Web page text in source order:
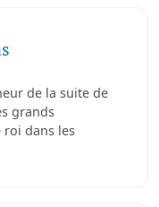
de la suite de
grands
roi dans les